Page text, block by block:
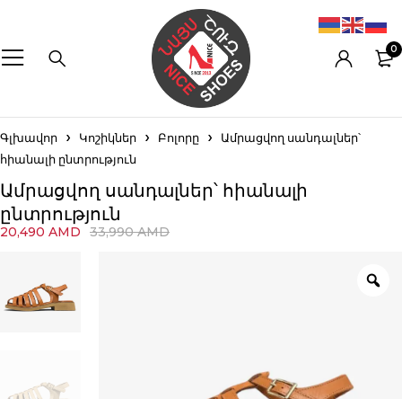
0
Գլխավոր Կոշիկներ Բոլորը
Ամրացվող սանդալներ՝
հիանալի ընտրություն
Ամրացվող սանդալներ՝ հիանալի
ընտրություն
33,990AMD
20,490 AMD